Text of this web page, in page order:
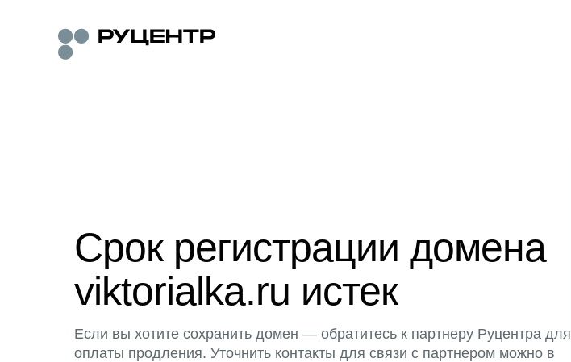
Срок регистрации домена
viktorialka.ru истек
Если вы хотите сохранить домен — обратитесь к партнеру Руцентра для
оплаты продления. Уточнить контакты для связи с партнером можно в